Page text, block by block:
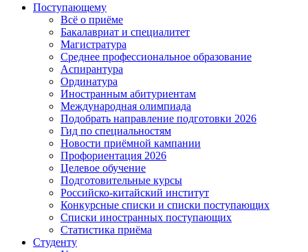
Поступающему
Всё о приёме
Бакалавриат и специалитет
Магистратура
Среднее профессиональное образование
Аспирантура
Ординатура
Иностранным абитуриентам
Международная олимпиада
Подобрать направление подготовки 2026
Гид по специальностям
Новости приёмной кампании
Профориентация 2026
Целевое обучение
Подготовительные курсы
Российско-китайский институт
Конкурсные списки и списки поступающих
Списки иностранных поступающих
Статистика приёма
Студенту